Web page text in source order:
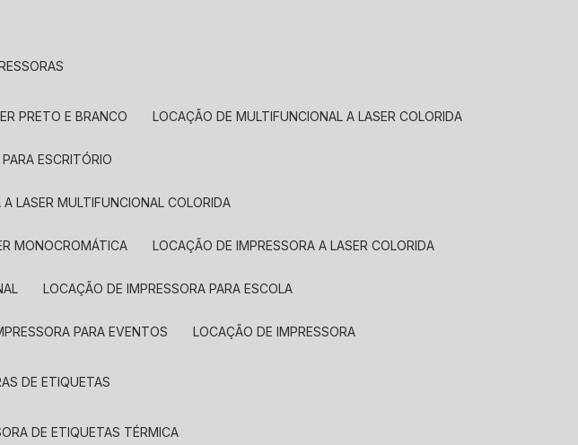
PRETO E BRANCO LOCAÇÃO DE MULTIFUNCIONAL A LASER COLORIDA
ESCRITÓRIO
A LASER MULTIFUNCIONAL COLORIDA
MONOCROMÁTICA LOCAÇÃO DE IMPRESSORA A LASER COLORIDA
LOCAÇÃO DE IMPRESSORA PARA ESCOLA
PARA EVENTOS LOCAÇÃO DE IMPRESSORA
DE ETIQUETAS
DE ETIQUETAS TÉRMICA